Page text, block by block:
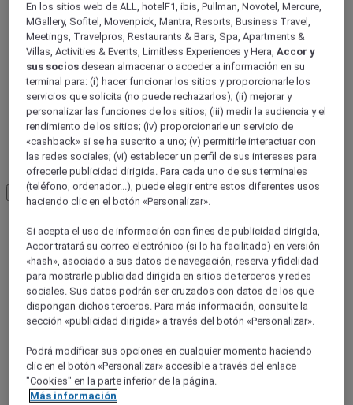
World
South America
Brazil
Espirito Santo
Load More See more items
BELO HORIZONTE, Brasil
En los sitios web de ALL, hotelF1, ibis, Pullman, Novotel, Mercure,
MGallery, Sofitel, Movenpick, Mantra, Resorts, Business Travel,
Meetings, Travelpros, Restaurants & Bars, Spa, Apartments &
Villas, Activities & Events, Limitless Experiences y Hera,Accor y
sus socios desean almacenar o acceder a información en su
terminal para: (i) hacer funcionar los sitios y proporcionarle los
servicios que solicita (no puede rechazarlos); (ii) mejorar y
personalizar las funciones de los sitios; (iii) medir la audiencia y el
rendimiento de los sitios; (iv) proporcionarle un servicio de
«cashback» si se ha suscrito a uno; (v) permitirle interactuar con
las redes sociales; (vi) establecer un perfil de sus intereses para
ofrecerle publicidad dirigida. Para cada uno de sus terminales
(teléfono, ordenador...), puede elegir entre estos diferentes usos
haciendo clic en el botón «Personalizar».
Si acepta el uso de información con fines de publicidad dirigida,
Accor tratará su correo electrónico (si lo ha facilitado) en versión
«hash», asociado a sus datos de navegación, reserva y fidelidad
para mostrarle publicidad dirigida en sitios de terceros y redes
sociales. Sus datos podrán ser cruzados con datos de los que
dispongan dichos terceros. Para más información, consulte la
sección «publicidad dirigida» a través del botón «Personalizar».
Podrá modificar sus opciones en cualquier momento haciendo
clic en el botón «Personalizar» accesible a través del enlace
"Cookies" en la parte inferior de la página.
Más información